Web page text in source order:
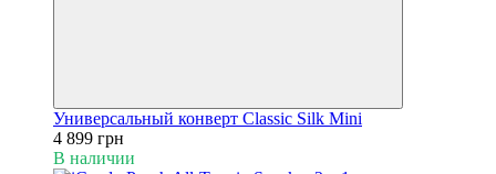
Универсальный конверт Classic Silk Mini
4 899 грн
В наличии